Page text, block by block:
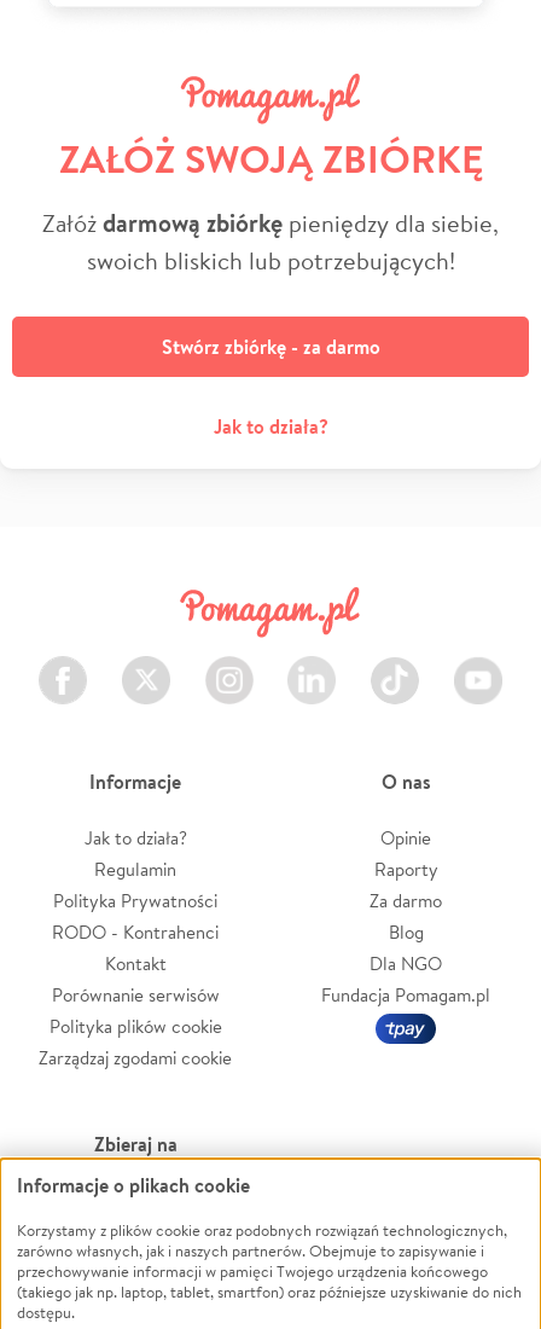
ZAŁÓŻ SWOJĄ ZBIÓRKĘ
Załóżdarmową zbiórkę pieniędzy dla siebie,
swoich bliskich lub potrzebujących!
Stwórz zbiórkę - za darmo
Jak to działa?
Facebook Twitter Instagram LinkedIn TikTok Youtube
Informacje
Jak to działa?
Regulamin
Polityka Prywatności
RODO - Kontrahenci
Kontakt
Porównanie serwisów
Polityka plików cookie
Zarządzaj zgodami cookie
O nas
Opinie
Raporty
Za darmo
Blog
Dla NGO
Fundacja Pomagam.pl
Zbieraj na
Leczenie
Zwierzęta
Pożar
Ukraina
Powódź
Wichura
NGO
Informacje o plikach cookie
Korzystamy z plików cookie oraz podobnych rozwiązań technologicznych,
zarówno własnych, jak i naszych partnerów. Obejmuje to zapisywanie i
przechowywanie informacji w pamięci Twojego urządzenia końcowego
(takiego jak np. laptop, tablet, smartfon) oraz późniejsze uzyskiwanie do nich
dostępu.